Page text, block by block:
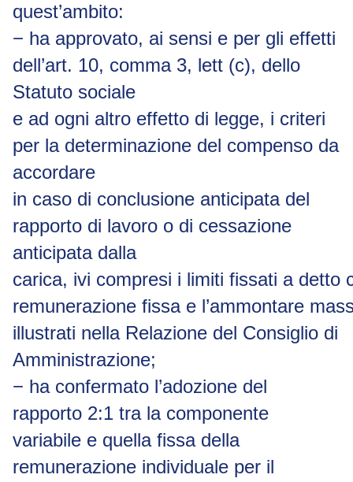
quest’ambito:
− ha approvato, ai sensi e per gli effetti
dell’art. 10, comma 3, lett (c), dello
Statuto sociale
e ad ogni altro effetto di legge, i criteri
per la determinazione del compenso da
accordare
in caso di conclusione anticipata del
rapporto di lavoro o di cessazione
anticipata dalla
carica, ivi compresi i limiti fissati a detto
remunerazione fissa e l’ammontare
illustrati nella Relazione del Consiglio di
Amministrazione;
− ha confermato l’adozione del
rapporto 2:1 tra la componente
variabile e quella fissa della
remunerazione individuale per il